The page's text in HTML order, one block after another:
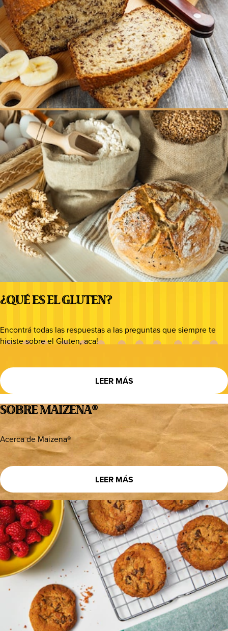
¿QUÉ ES EL GLUTEN?
Encontrá todas las respuestas a las preguntas que siempre te
hiciste sobre el Gluten, aca!
LEER MÁS
SOBRE MAIZENA®
Acerca de Maizena®
LEER MÁS